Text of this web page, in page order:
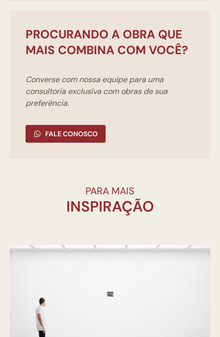
PROCURANDO A OBRA QUE
MAIS COMBINA COM VOCÊ?
Converse com nossa equipe para uma
consultoria exclusíva com obras de sua
preferência.
FALE CONOSCO
PARA MAIS
INSPIRAÇÃO